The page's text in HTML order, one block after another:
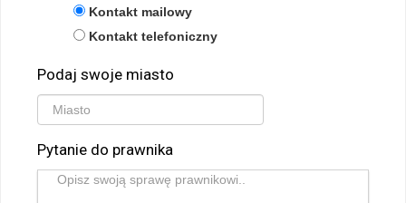
Kontakt mailowy
Kontakt telefoniczny
Podaj swoje miasto
Pytanie do prawnika